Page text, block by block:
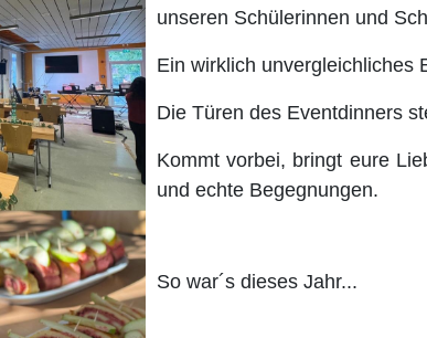
unseren Schülerinnen und
Ein wirklich unvergleichliches
Die Türen des Eventdinners
Kommt vorbei, bringt eure
und echte Begegnungen.
So war´s dieses Jahr...